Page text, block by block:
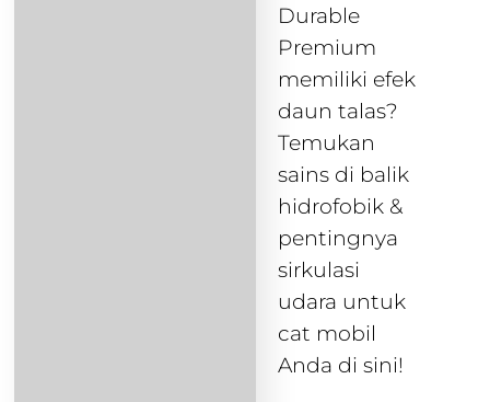
Durable
Premium
memiliki efek
daun talas?
Temukan
sains di balik
hidrofobik &
pentingnya
sirkulasi
udara untuk
cat mobil
Anda di sini!